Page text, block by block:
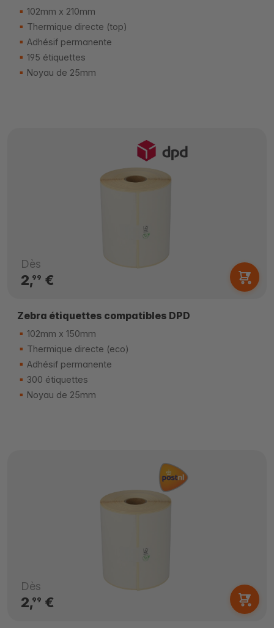
102mm x 210mm
Thermique directe (top)
Adhésif permanente
195 étiquettes
Noyau de 25mm
Dès
2,99 €
Zebra étiquettes compatibles DPD
102mm x 150mm
Thermique directe (eco)
Adhésif permanente
300 étiquettes
Noyau de 25mm
Dès
2,99 €